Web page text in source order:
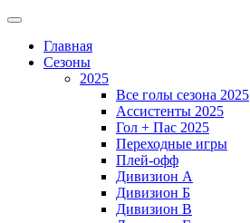
Главная
Сезоны
2025
Все голы сезона 2025
Ассистенты 2025
Гол + Пас 2025
Переходные игры
Плей-офф
Дивизион A
Дивизион Б
Дивизион В